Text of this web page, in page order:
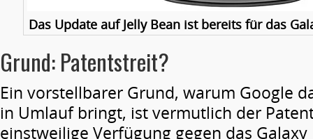
Das Update auf Jelly Bean ist bereits für das
Grund: Patentstreit?
Ein vorstellbarer Grund, warum Google
in Umlauf bringt, ist vermutlich der
einstweilige Verfügung gegen das